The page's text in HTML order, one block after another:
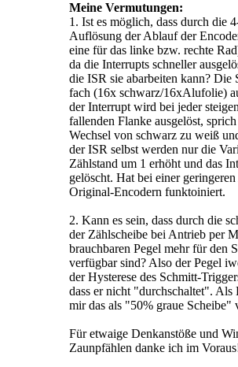
Meine Vermutungen:
1. Ist es möglich, dass durch die
Auflösung der Ablauf der
eine für das linke bzw. rechte
da die Interrupts schneller
die ISR sie abarbeiten kann? Die
fach (16x schwarz/16xAlufolie)
der Interrupt wird bei jeder
fallenden Flanke ausgelöst,
Wechsel von schwarz zu weiß
der ISR selbst werden nur die
Zählstand um 1 erhöht und das
gelöscht. Hat bei einer
Original-Encodern funktoiniert.
2. Kann es sein, dass durch die
der Zählscheibe bei Antrieb per
brauchbaren Pegel mehr für den
verfügbar sind? Also der Pegel
der Hysterese des Schmitt-
dass er nicht "durchschaltet". Als
mir das als "50% graue Scheibe"
Für etwaige Denkanstöße und
Zaunpfählen danke ich im